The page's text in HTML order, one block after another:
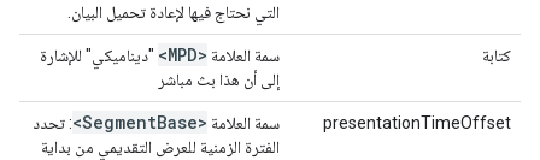
التي نحتاج فيها لإعادة تحميل البيان.
كتابة سمة العلامة <MPD> "ديناميكي" للإشارة
إلى أن هذا بث مباشر
presentationTimeOffset سمة العلامة <SegmentBase>
: تحدد
الفترة الزمنية للعرض التقديمي من بداية